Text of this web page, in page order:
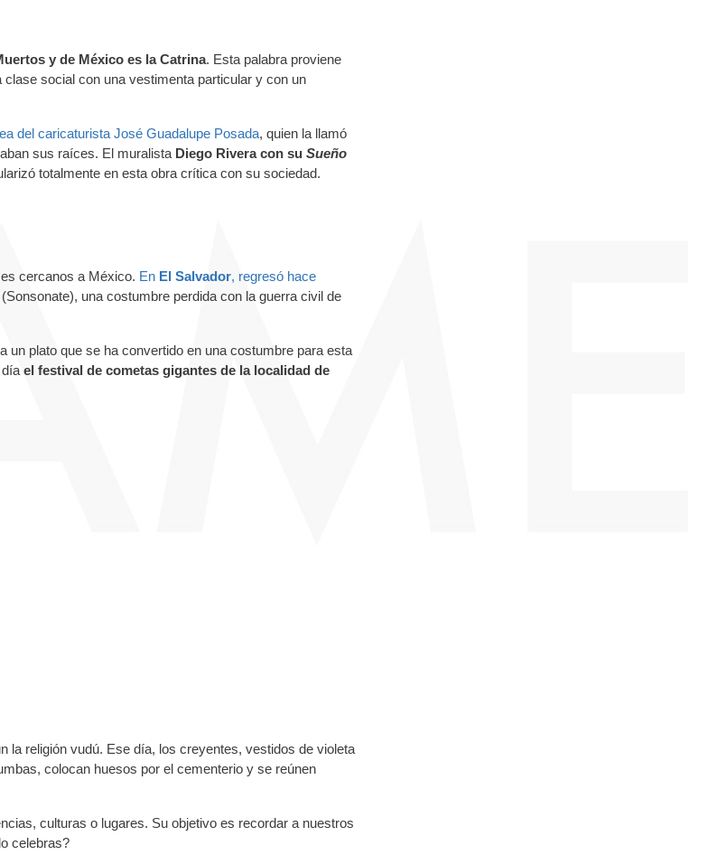
y de México es la Catrina. Esta palabra proviene
social con una vestimenta particular y con un
del caricaturista José Guadalupe Posada, quien la llamó
sus raíces. El muralista Diego Rivera con su Sueño
totalmente en esta obra crítica con su sociedad.
cercanos a México. En El Salvador, regresó hace
una costumbre perdida con la guerra civil de
un plato que se ha convertido en una costumbre para esta
el festival de cometas gigantes de la localidad de
la religión vudú. Ese día, los creyentes, vestidos de violeta
colocan huesos por el cementerio y se reúnen
culturas o lugares. Su objetivo es recordar a nuestros
celebras?